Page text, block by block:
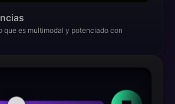
que es multimodal y potenciado con